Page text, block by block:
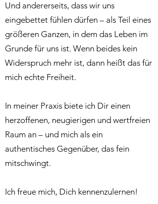
Und andererseits, dass wir uns
eingebettet fühlen dürfen – als Teil eines
größeren Ganzen, in dem das Leben im
Grunde für uns ist. Wenn beides kein
Widerspruch mehr ist, dann heißt das für
mich echte Freiheit.
In meiner Praxis biete ich Dir einen
herzoffenen, neugierigen und wertfreien
Raum an – und mich als ein
authentisches Gegenüber, das fein
mitschwingt.
Ich freue mich, Dich kennenzulernen!